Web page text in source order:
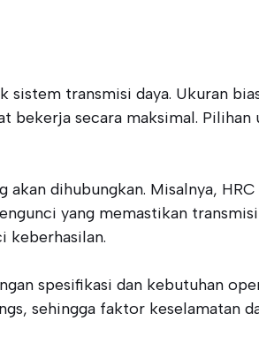
transmisi daya. Ukuran
bekerja secara maksimal. Pilihan
dihubungkan. Misalnya,
yang memastikan transmisi
keberhasilan.
spesifikasi dan kebutuhan
sehingga faktor keselamatan